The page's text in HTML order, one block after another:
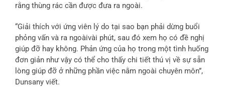
rằng thùng rác cần được đưa ra ngoài.
“Giải thích với ứng viên lý do tại sao bạn phải dừng buổi
phỏng vấn và ra ngoàivài phút, sau đó xem họ có đề nghị
giúp đỡ hay không. Phản ứng của họ trong một tình huống
đơn giản như vậy có thể cho thấy chi tiết thú vị về sự sẵn
lòng giúp đỡ ở những phần việc nằm ngoài chuyên môn”,
Dunsany viết.